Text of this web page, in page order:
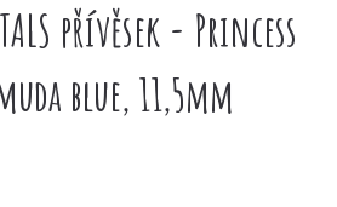
přívěsek - Princess
blue, 11,5mm